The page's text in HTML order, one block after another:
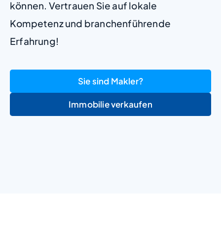
können. Vertrauen Sie auf lokale
Kompetenz und branchenführende
Erfahrung!
Sie sind Makler?
Immobilie verkaufen